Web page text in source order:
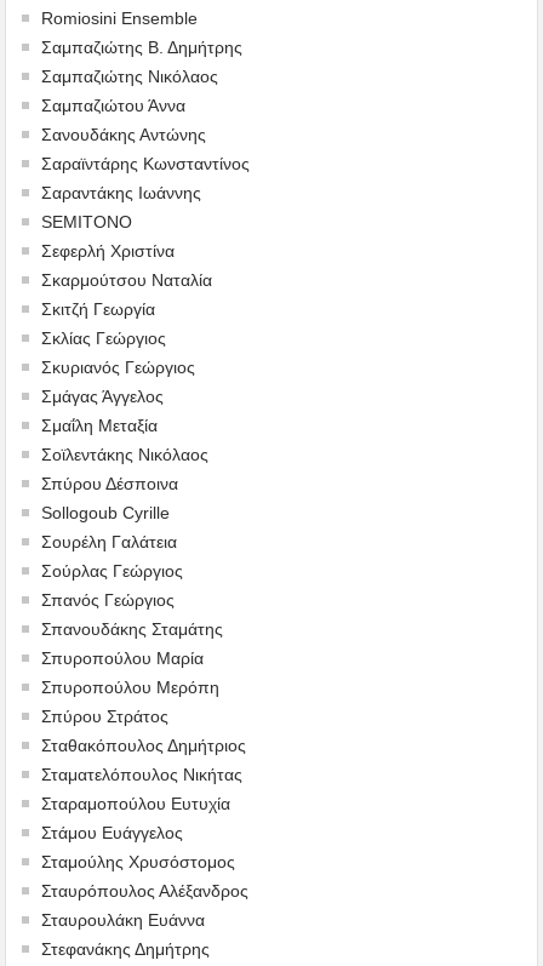
Romiosini Ensemble
Σαμπαζιώτης Β. Δημήτρης
Σαμπαζιώτης Νικόλαος
Σαμπαζιώτου Άννα
Σανουδάκης Αντώνης
Σαραϊντάρης Κωνσταντίνος
Σαραντάκης Ιωάννης
SEMITONO
Σεφερλή Χριστίνα
Σκαρμούτσου Ναταλία
Σκιτζή Γεωργία
Σκλίας Γεώργιος
Σκυριανός Γεώργιος
Σμάγας Άγγελος
Σμαΐλη Μεταξία
Σοϊλεντάκης Νικόλαος
Σπύρου Δέσποινα
Sollogoub Cyrille
Σουρέλη Γαλάτεια
Σούρλας Γεώργιος
Σπανός Γεώργιος
Σπανουδάκης Σταμάτης
Σπυροπούλου Μαρία
Σπυροπούλου Μερόπη
Σπύρου Στράτος
Σταθακόπουλος Δημήτριος
Σταματελόπουλος Νικήτας
Σταραμοπούλου Ευτυχία
Στάμου Ευάγγελος
Σταμούλης Χρυσόστομος
Σταυρόπουλος Αλέξανδρος
Σταυρουλάκη Ευάννα
Στεφανάκης Δημήτρης